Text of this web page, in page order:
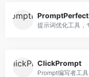
PromptPerfect
ClickPrompt